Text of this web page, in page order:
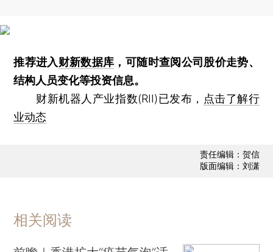
推荐进入财新数据库 ，可随时查阅公司股价走势、
结构人员变化等投资信息。
财新机器人产业指数(RII)已发布， 点击了解行
业动态
责任编辑：贺信
版面编辑：刘潇
相关阅读